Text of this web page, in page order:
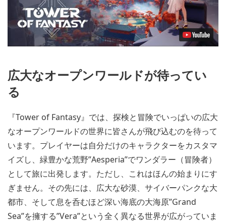
広大なオープンワールドが待ってい
る
『Tower of Fantasy』では、探検と冒険でいっぱいの広大
なオープンワールドの世界に皆さんが飛び込むのを待って
います。プレイヤーは自分だけのキャラクターをカスタマ
イズし、緑豊かな荒野”Aesperia”でワンダラー（冒険者）
として旅に出発します。ただし、これはほんの始まりにす
ぎません。その先には、広大な砂漠、サイバーパンクな大
都市、そして息を呑むほど深い海底の大海原”Grand
Sea”を擁する”Vera”という全く異なる世界が広がっていま